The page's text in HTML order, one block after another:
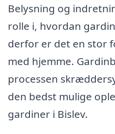
Belysning og
rolle i, hvordan
derfor er det en stor
med hjemme.
processen
den bedst mulige
gardiner i Bislev.